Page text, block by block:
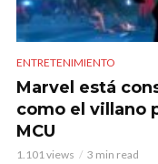
ENTRETENIMIENTO
Marvel está
como el villano
MCU
1.101 views 3 min read